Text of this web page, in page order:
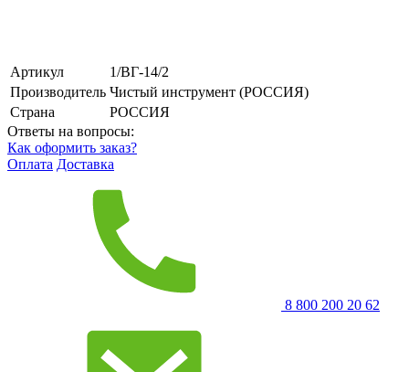
Артикул
1/ВГ-14/2
Производитель Чистый инструмент (РОССИЯ)
Страна
РОССИЯ
Ответы на вопросы:
Как оформить заказ?
Оплата Доставка
8 800 200 20 62